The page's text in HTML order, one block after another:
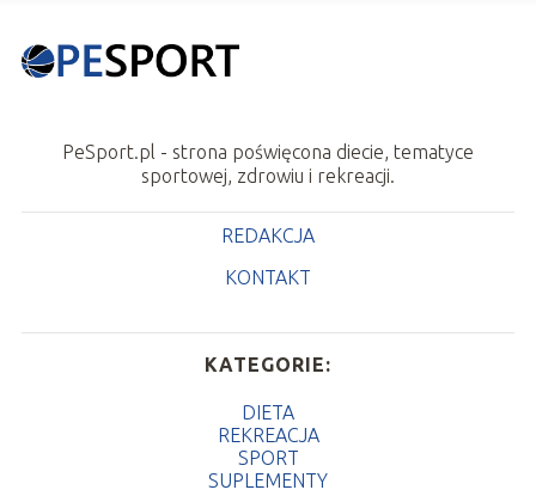
PeSport.pl - strona poświęcona diecie, tematyce
sportowej, zdrowiu i rekreacji.
REDAKCJA
KONTAKT
KATEGORIE:
DIETA
REKREACJA
SPORT
SUPLEMENTY